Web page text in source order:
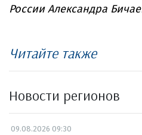
России Александра
Читайте также
Новости регионов
09.08.2026 09:30